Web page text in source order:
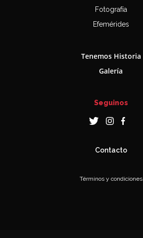
Fotografía
Efemérides
Tenemos Historia
Galería
Seguinos
Contacto
Términos y condiciones